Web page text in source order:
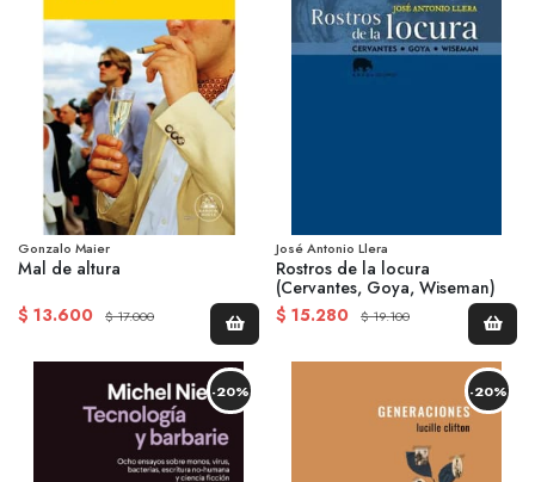
Gonzalo Maier
Mal de altura
$ 13.600
$ 17.000
José Antonio Llera
Rostros de la locura
(Cervantes, Goya, Wiseman)
$ 15.280
$ 19.100
-20% -20%